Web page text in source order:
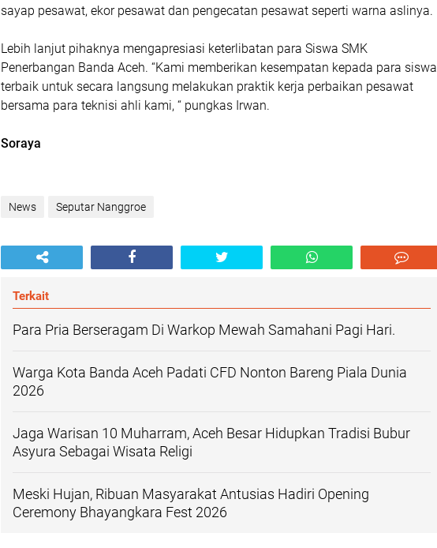
sayap pesawat, ekor pesawat dan pengecatan pesawat seperti warna aslinya.
Lebih lanjut pihaknya mengapresiasi keterlibatan para Siswa SMK
Penerbangan Banda Aceh. “Kami memberikan kesempatan kepada para siswa
terbaik untuk secara langsung melakukan praktik kerja perbaikan pesawat
bersama para teknisi ahli kami, “ pungkas Irwan.
Soraya
News Seputar Nanggroe
Terkait
Para Pria Berseragam Di Warkop Mewah Samahani Pagi Hari.
Warga Kota Banda Aceh Padati CFD Nonton Bareng Piala Dunia
2026
Jaga Warisan 10 Muharram, Aceh Besar Hidupkan Tradisi Bubur
Asyura Sebagai Wisata Religi
Meski Hujan, Ribuan Masyarakat Antusias Hadiri Opening
Ceremony Bhayangkara Fest 2026